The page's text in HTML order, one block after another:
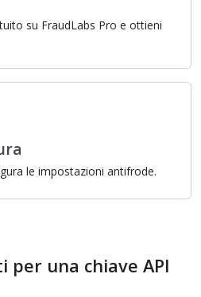
su FraudLabs Pro e ottieni
le impostazioni antifrode.
per una chiave API